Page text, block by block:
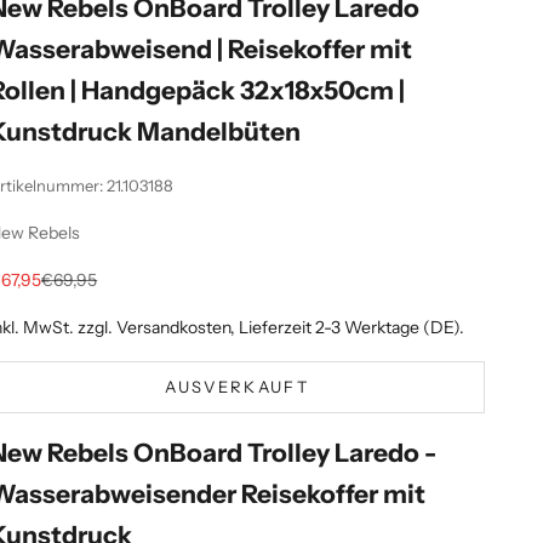
Rebels OnBoard Trolley Laredo
| Reisekoffer mit
| Handgepäck 32x18x50cm |
Mandelbüten
21.103188
Rebels
Regulärer Preis
€69,95
MwSt. zzgl.Versandkosten, Lieferzeit 2-3 Werktage (DE).
AUSVERKAUFT
Rebels OnBoard Trolley Laredo -
Reisekoffer mit